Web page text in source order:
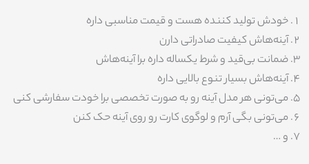
خودش تولید کننده هست و قیمت مناسبی داره
آینه‌هاش کیفیت صادراتی دارن
ضمانت بی‌قید و شرط یکساله داره برا آینه‌هاش
آینه‌هاش بسیار تنوع بالایی داره
می‌تونی هر مدل آینه رو به صورت تخصصی برا خودت سفارشی کنی
می‌تونی بگی آرم و لوگوی کارت رو روی آینه حک کنن
و …